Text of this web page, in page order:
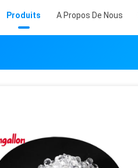
Produits A Propos De Nous